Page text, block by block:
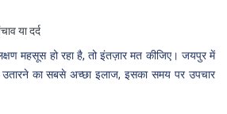
या दर्द
महसूस हो रहा है, तो इंतज़ार मत कीजिए। जयपुर में
उतारने का सबसे अच्छा इलाज, इसका समय पर उपचार